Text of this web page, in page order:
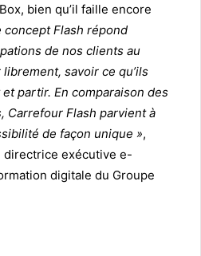
bien qu’il faille encore
concept Flash répond
de nos clients au
savoir ce qu’ils
partir. En comparaison des
Carrefour Flash parvient à
de façon unique »,
exécutive e-
digitale du Groupe